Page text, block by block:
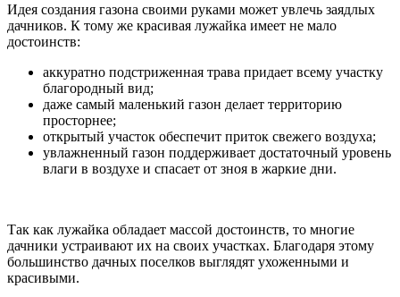
Идея создания газона своими руками может увлечь заядлых
дачников. К тому же красивая лужайка имеет не мало
достоинств:
аккуратно подстриженная трава придает всему участку
благородный вид;
даже самый маленький газон делает территорию
просторнее;
открытый участок обеспечит приток свежего воздуха;
увлажненный газон поддерживает достаточный уровень
влаги в воздухе и спасает от зноя в жаркие дни.
Так как лужайка обладает массой достоинств, то многие
дачники устраивают их на своих участках. Благодаря этому
большинство дачных поселков выглядят ухоженными и
красивыми.